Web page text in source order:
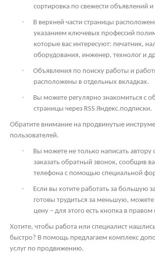
сортировка по свежести объявлений и
·
В верхней части страницы
указанием ключевых профессий
которые вас интересуют: печатник,
оборудования, инженер, технолог и
·
Объявления по поиску работы и
расположены в отдельных вкладках.
·
Вы можете регулярно знакомиться с
страницы через RSS Яндекс.подписки.
Обратите внимание на продвинутые
пользователей.
·
Вы можете не только написать автору
заказать обратный звонок, сообщив
телефона с помощью специальной
·
Если вы хотите работать за большую
готовы трудиться за меньшую,
цену – для этого есть кнопка в правом
Хотите, чтобы работа или специалист
быстро? В помощь предлагаем комплекс
услуг по продвижению.